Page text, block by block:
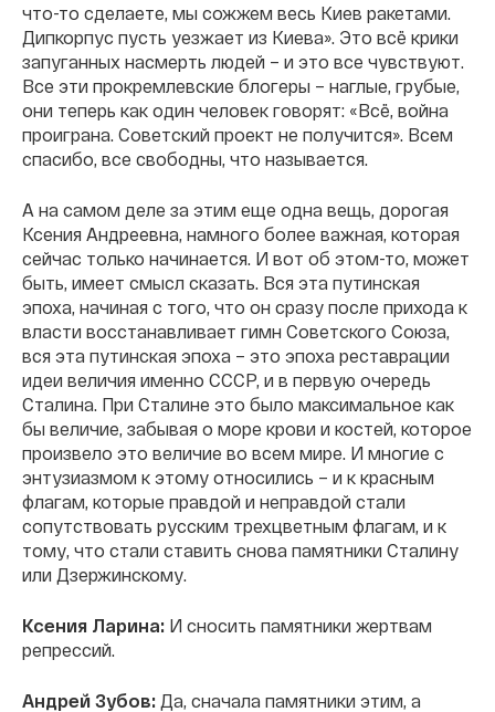
что-то сделаете, мы сожжем весь Киев ракетами.
Дипкорпус пусть уезжает из Киева». Это всё крики
запуганных насмерть людей – и это все чувствуют.
Все эти прокремлевские блогеры – наглые, грубые,
они теперь как один человек говорят: «Всё, война
проиграна. Советский проект не получится». Всем
спасибо, все свободны, что называется.
А на самом деле за этим еще одна вещь, дорогая
Ксения Андреевна, намного более важная, которая
сейчас только начинается. И вот об этом-то, может
быть, имеет смысл сказать. Вся эта путинская
эпоха, начиная с того, что он сразу после прихода к
власти восстанавливает гимн Советского Союза,
вся эта путинская эпоха – это эпоха реставрации
идеи величия именно СССР, и в первую очередь
Сталина. При Сталине это было максимальное как
бы величие, забывая о море крови и костей, которое
произвело это величие во всем мире. И многие с
энтузиазмом к этому относились – и к красным
флагам, которые правдой и неправдой стали
сопутствовать русским трехцветным флагам, и к
тому, что стали ставить снова памятники Сталину
или Дзержинскому.
Ксения Ларина: И сносить памятники жертвам
репрессий.
Андрей Зубов: Да, сначала памятники этим, а